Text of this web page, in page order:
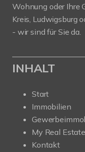
Wohnung oder Ihre
Kreis, Ludwigsburg
- wir sind für Sie da.
INHALT
Start
Immobilien
My Real Estate
Kontakt